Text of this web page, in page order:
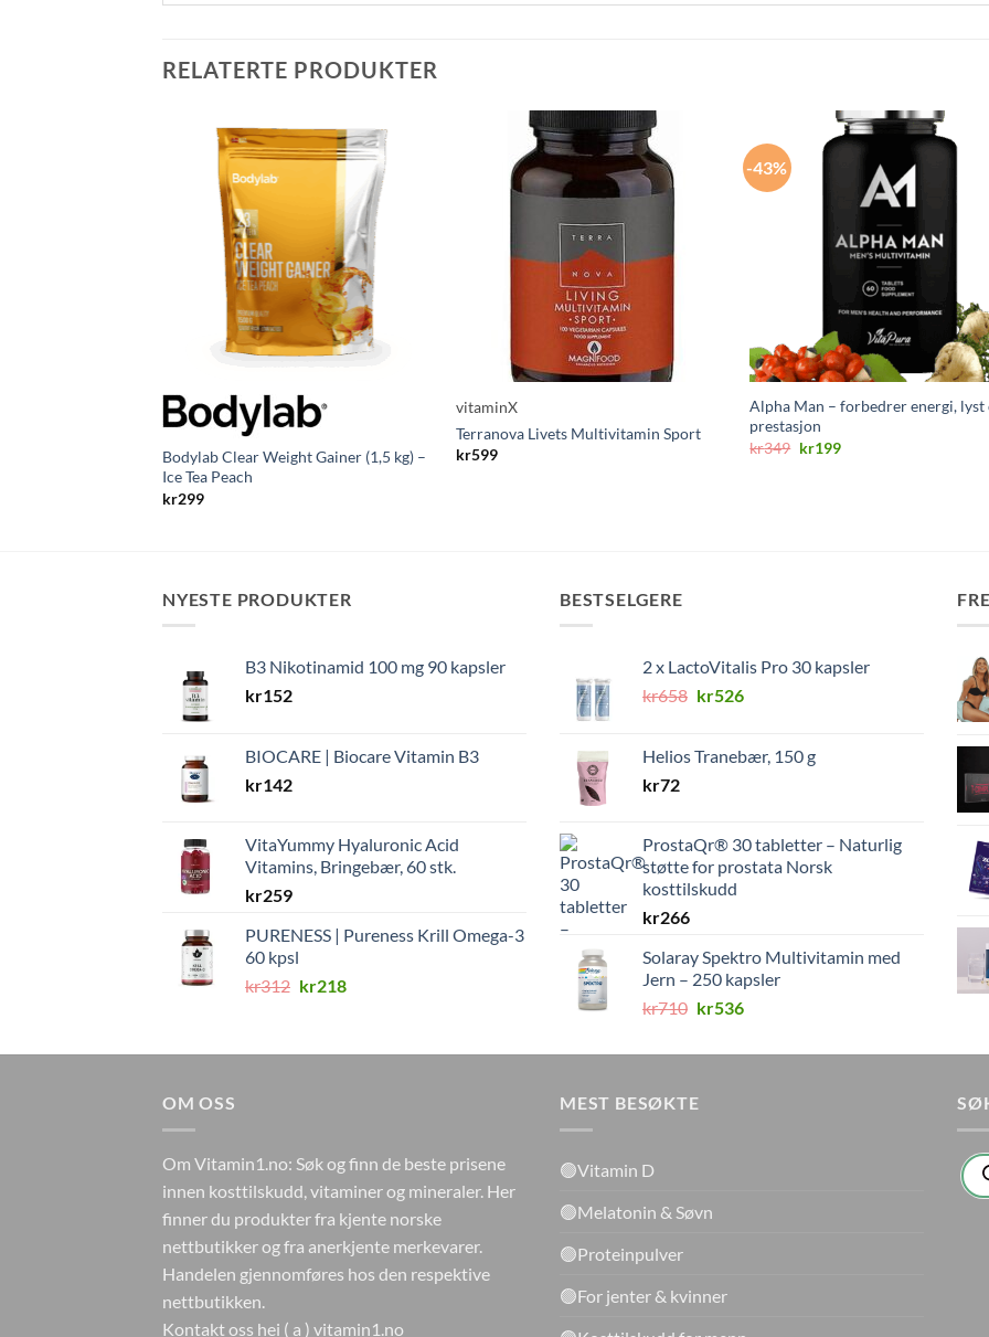
RELATERTE PRODUKTER
Bodylab Clear Weight Gainer (1,5 kg) –
Ice Tea Peach
kr299
vitaminX
Terranova Livets Multivitamin Sport
kr599
-43%
Alpha Man – forbedrer energi, lyst
prestasjon
kr349 Opprinnelig
kr199Nåværende
NYESTE PRODUKTER
B3 Nikotinamid 100 mg 90 kapsler
kr152
BIOCARE | Biocare Vitamin B3
kr142
VitaYummy Hyaluronic Acid
Vitamins, Bringebær, 60 stk.
kr259
PURENESS | Pureness Krill Omega-3
60 kpsl
kr312 Opprinnelig
kr312.
kr218Nåværende
kr218.
BESTSELGERE
2 x LactoVitalis Pro 30 kapsler
kr658 Opprinnelig
kr658.
kr526Nåværende
kr526.
Helios Tranebær, 150 g
kr72
ProstaQr® 30 tabletter – Naturlig
støtte for prostata Norsk
kosttilskudd
kr266
Solaray Spektro Multivitamin med
Jern – 250 kapsler
kr710 Opprinnelig
var:
kr536Nåværende
er:
OM OSS
Om Vitamin1.no: Søk og finn de beste prisene
innen kosttilskudd, vitaminer og mineraler. Her
finner du produkter fra kjente norske
nettbutikker og fra anerkjente merkevarer.
Handelen gjennomføres hos den respektive
nettbutikken.
Kontakt oss hei ( a ) vitamin1.no
MEST BESØKTE
🟢Vitamin D
🟢Melatonin & Søvn
🟢Proteinpulver
🟢For jenter & kvinner